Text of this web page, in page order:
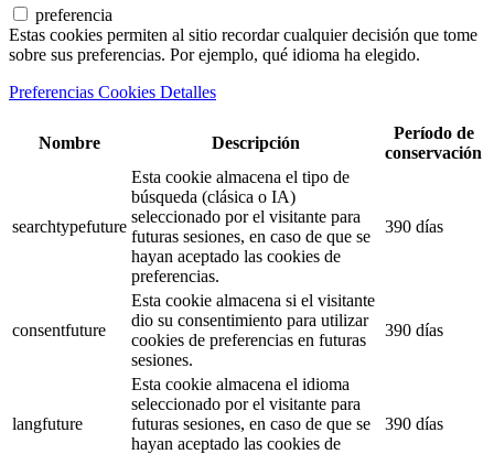
preferencia
Estas cookies permiten al sitio recordar cualquier decisión que tome
sobre sus preferencias. Por ejemplo, qué idioma ha elegido.
Preferencias Cookies Detalles
Nombre Descripción
Período de
conservación
searchtypefuture
Esta cookie almacena el tipo de
búsqueda (clásica o IA)
seleccionado por el visitante para
futuras sesiones, en caso de que se
hayan aceptado las cookies de
preferencias.
390 días
consentfuture
Esta cookie almacena si el visitante
dio su consentimiento para utilizar
cookies de preferencias en futuras
sesiones.
390 días
langfuture
Esta cookie almacena el idioma
seleccionado por el visitante para
futuras sesiones, en caso de que se
hayan aceptado las cookies de
390 días